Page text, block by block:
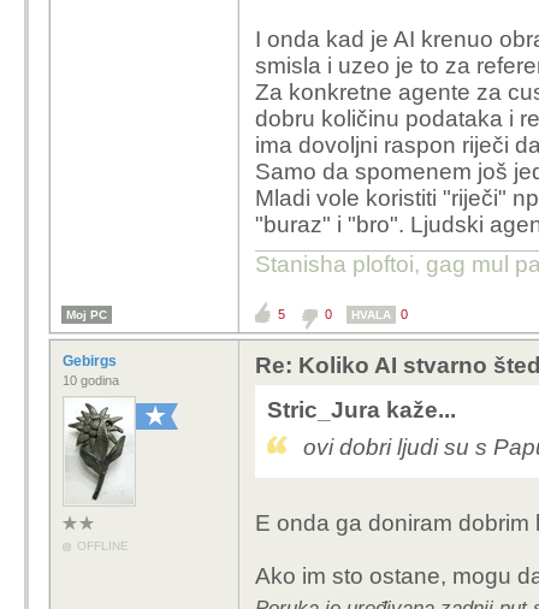
I onda kad je AI krenuo
smisla i uzeo je to za
Za konkretne agente za
dobru količinu podataka i
ima dovoljni raspon riječi
Samo da spomenem još
Mladi vole koristiti "riječi"
"buraz" i "bro". Ljudski
Stanisha ploftoi, gag mul
Moj PC 5 0 HVALA 0
Gebirgs
10 godina
OFFLINE
Re: Koliko AI stvarno
Stric_Jura kaže...
ovi dobri ljudi su s
E onda ga doniram
Ako im sto ostane, mogu